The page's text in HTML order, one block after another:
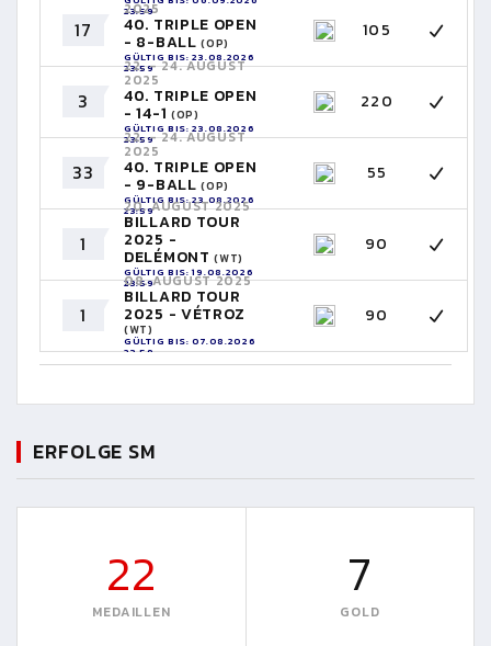
23:59
17
2025
40. TRIPLE OPEN
- 8-BALL(OP)
GÜLTIG BIS: 23.08.2026
23:59
105
3
22. - 24. AUGUST
2025
40. TRIPLE OPEN
- 14-1 (OP)
GÜLTIG BIS: 23.08.2026
23:59
220
33
22. - 24. AUGUST
2025
40. TRIPLE OPEN
- 9-BALL(OP)
GÜLTIG BIS: 23.08.2026
23:59
55
1
20. AUGUST 2025
BILLARD TOUR
2025 -
DELÉMONT(WT)
GÜLTIG BIS: 19.08.2026
23:59
90
1
08. AUGUST 2025
BILLARD TOUR
2025 - VÉTROZ
(WT)
GÜLTIG BIS: 07.08.2026
23:59
90
ERFOLGE SM
22
MEDAILLEN
7
GOLD